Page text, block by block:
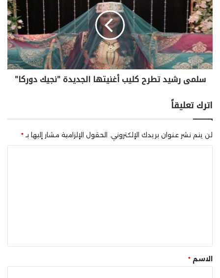
سلمى رشيد تطرح كليب أغنيتها الجديدة "نجيك دوركا"
اترك تعليقاً
لن يتم نشر عنوان بريدك الإلكتروني. الحقول الإلزامية مشار إليها بـ*
* الاسم *